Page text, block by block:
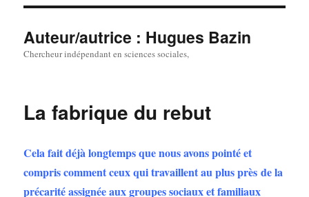
Auteur/autrice : Hugues Bazin
Chercheur indépendant en sciences sociales,
La fabrique du rebut
Cela fait déjà longtemps que nous avons pointé et
compris comment ceux qui travaillent au plus près de la
précarité assignée aux groupes sociaux et familiaux